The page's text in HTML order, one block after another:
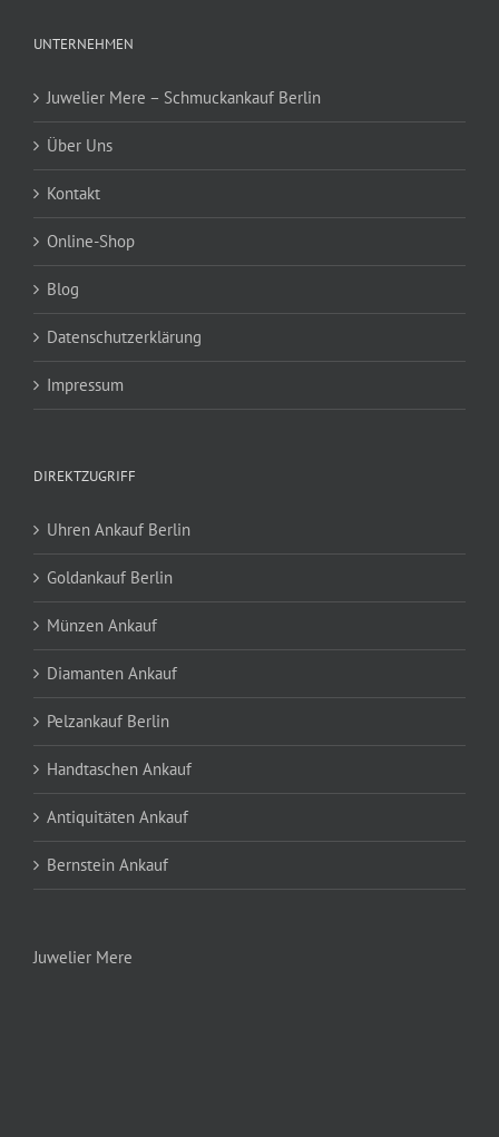
UNTERNEHMEN
Juwelier Mere – Schmuckankauf Berlin
Über Uns
Kontakt
Online-Shop
Blog
Datenschutzerklärung
Impressum
DIREKTZUGRIFF
Uhren Ankauf Berlin
Goldankauf Berlin
Münzen Ankauf
Diamanten Ankauf
Pelzankauf Berlin
Handtaschen Ankauf
Antiquitäten Ankauf
Bernstein Ankauf
Juwelier Mere